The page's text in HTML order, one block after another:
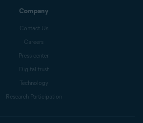
Company
Contact Us
Careers
Press center
Digital trust
Technology
Research Participation